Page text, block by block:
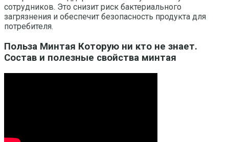
сотрудников. Это снизит риск бактериального
загрязнения и обеспечит безопасность продукта для
потребителя.
Польза Минтая Которую ни кто не знает.
Состав и полезные свойства минтая